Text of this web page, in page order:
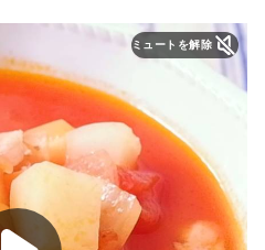
ミュートを解除